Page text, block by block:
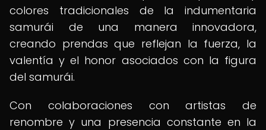
colores tradicionales de la indumentaria
samurái de una manera innovadora,
creando prendas que reflejan la fuerza, la
valentía y el honor asociados con la figura
del samurái.
Con colaboraciones con artistas de
renombre y una presencia constante en la